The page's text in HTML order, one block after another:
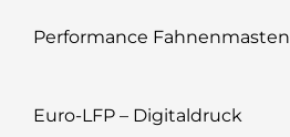
Performance Fahnenmasten
Euro-LFP – Digitaldruck